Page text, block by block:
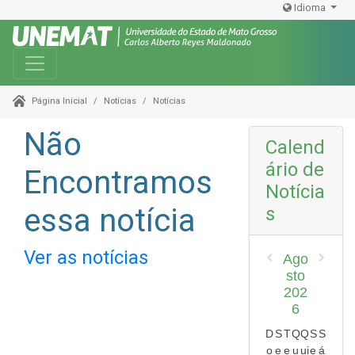
Idioma
Toggle navigation
Página Inicial Notícias Notícias
Não
Encontramos
essa notícia
Ver as notícias
Calend
ário de
Notícia
s
Ago
sto
202
6
D
o
S
e
T
e
Q
u
Q
ui
S
e
S
á